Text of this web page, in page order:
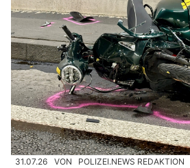
31.07.26 VON POLIZEI.NEWS REDAKTION